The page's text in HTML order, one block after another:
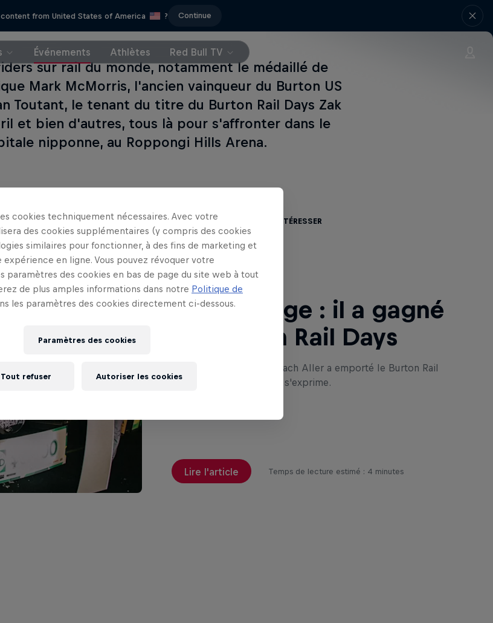
from United States of America ? Continue
Événements Athlètes Red Bull TV
sur rail du monde, notamment le médaillé de
Mark McMorris, l'ancien vainqueur du Burton US
Toutant, le tenant du titre du Burton Rail Days Zak
et bien d'autres, tous là pour s'affronter dans le
nipponne, au Roppongi Hills Arena.
Ceci peut aussi vous intéresser
Témoignage : il a gagné
les Burton Rail Days
A la surprise générale, Zach Aller a emporté le Burton Rail
Days en 2014 à Tokyo. Il s'exprime.
Lire l'article Temps de lecture estimé : 4 minutes
cookies techniquement nécessaires. Avec votre
des cookies supplémentaires (y compris des cookies
similaires pour fonctionner, à des fins de marketing et
en ligne. Vous pouvez révoquer votre
paramètres des cookies en bas de page du site web à tout
de plus amples informations dans notre Politique de
les paramètres des cookies directement ci-dessous.
Paramètres des cookies
Tout refuser Autoriser les cookies